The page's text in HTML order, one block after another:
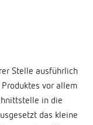
Stelle ausführlich
vor allem
in die
das kleine